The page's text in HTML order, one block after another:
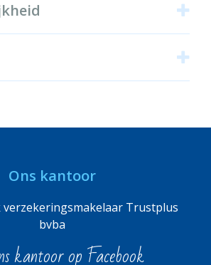
Ons kantoor
Trustplus
bvba
kantoor op Facebook